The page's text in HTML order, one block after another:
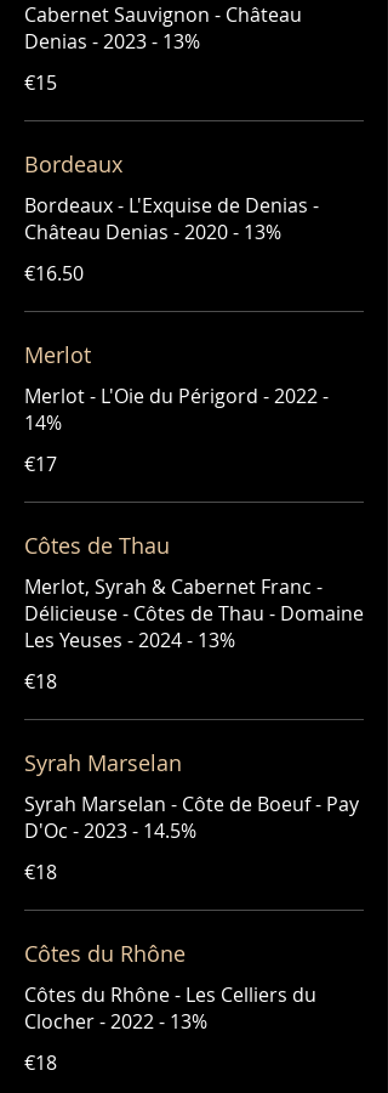
Cabernet Sauvignon - Château
Denias - 2023 - 13%
€15
Bordeaux
Bordeaux - L'Exquise de Denias -
Château Denias - 2020 - 13%
€16.50
Merlot
Merlot - L'Oie du Périgord - 2022 -
14%
€17
Côtes de Thau
Merlot, Syrah & Cabernet Franc -
Délicieuse - Côtes de Thau - Domaine
Les Yeuses - 2024 - 13%
€18
Syrah Marselan
Syrah Marselan - Côte de Boeuf - Pay
D'Oc - 2023 - 14.5%
€18
Côtes du Rhône
Côtes du Rhône - Les Celliers du
Clocher - 2022 - 13%
€18